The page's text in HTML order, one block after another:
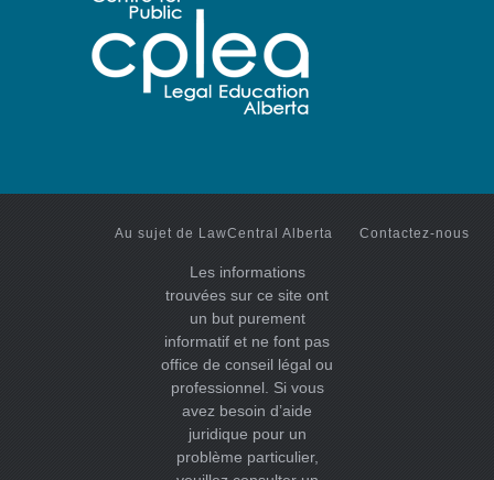
Au sujet de LawCentral Alberta Contactez-nous
Les informations
trouvées sur ce site ont
un but purement
informatif et ne font pas
office de conseil légal ou
professionnel. Si vous
avez besoin d’aide
juridique pour un
problème particulier,